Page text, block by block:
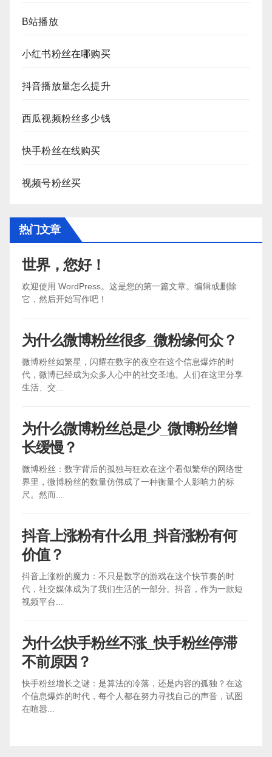
B站播放
小红书粉丝在哪购买
抖音播放量怎么提升
西瓜视频粉丝多少钱
快手粉丝在线购买
视频号粉丝买
热门文章
世界，您好！
欢迎使用 WordPress。这是您的第一篇文章。编辑或删除
它，然后开始写作吧！
为什么微博粉丝很多_微粉缘何众？
微博粉丝如繁星，闪耀在数字的夜空在这个信息爆炸的时
代，微博已经成为众多人心中的社交圣地。人们在这里分享
生活、交...
为什么微博粉丝总是少_微博粉丝增
长缓慢？
微博粉丝：数字背后的孤独与狂欢在这个看似繁华的网络世
界里，微博粉丝的数量仿佛成了一种衡量个人影响力的标
尺。然而...
抖音上涨粉有什么用_抖音涨粉有何
价值？
抖音上涨粉的魔力：不只是数字的游戏在这个快节奏的时
代，社交媒体成为了我们生活的一部分。抖音，作为一款短
视频平台...
为什么快手粉丝不涨_快手粉丝停滞
不前原因？
快手粉丝增长之谜：是算法的冷落，还是内容的孤独？在这
个信息爆炸的时代，每个人都在努力寻找自己的声音，试图
在喧嚣...